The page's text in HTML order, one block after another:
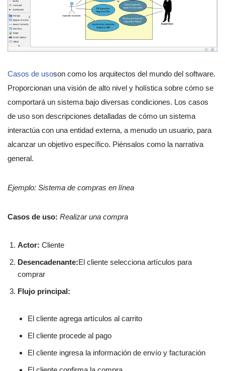
Casos de usoson como los arquitectos del mundo del software.
Proporcionan una visión de alto nivel y holística sobre cómo se
comportará un sistema bajo diversas condiciones. Los casos
de uso son descripciones detalladas de cómo un sistema
interactúa con una entidad externa, a menudo un usuario, para
alcanzar un objetivo específico. Piénsalos como la narrativa
general.
Ejemplo: Sistema de compras en línea
Casos de uso: Realizar una compra
Actor: Cliente
Desencadenante:El cliente selecciona artículos para
comprar
Flujo principal:
El cliente agrega artículos al carrito
El cliente procede al pago
El cliente ingresa la información de envío y facturación